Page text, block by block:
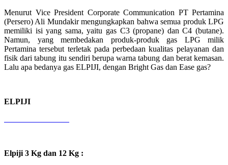
Menurut Vice President Corporate Communication PT Pertamina
(Persero) Ali Mundakir mengungkapkan bahwa semua produk LPG
memiliki isi yang sama, yaitu gas C3 (propane) dan C4 (butane).
Namun, yang membedakan produk-produk gas LPG milik
Pertamina tersebut terletak pada perbedaan kualitas pelayanan dan
fisik dari tabung itu sendiri berupa warna tabung dan berat kemasan.
Lalu apa bedanya gas ELPIJI, dengan Bright Gas dan Ease gas?
ELPIJI
Elpiji 3 Kg dan 12 Kg :